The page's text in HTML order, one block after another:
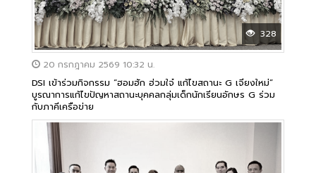
328
20 กรกฎาคม 2569 10:32 น.
DSI เข้าร่วมกิจกรรม “ฮอมฮัก ฮ่วมใจ๋ แก้ไขสถานะ G เจียงใหม่”
บูรณาการแก้ไขปัญหาสถานะบุคคลกลุ่มเด็กนักเรียนอักษร G ร่วม
กับภาคีเครือข่าย